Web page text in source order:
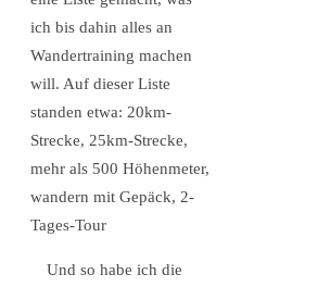
ich bis dahin alles an
Wandertraining machen
will. Auf dieser Liste
standen etwa: 20km-
Strecke, 25km-Strecke,
mehr als 500 Höhenmeter,
wandern mit Gepäck, 2-
Tages-Tour
Und so habe ich die